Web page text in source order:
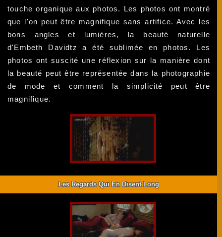
touche organique aux photos. Les photos ont montré
que l'on peut être magnifique sans artifice. Avec les
bons angles et lumières, la beauté naturelle
d'Embeth Davidtz a été sublimée en photos. Les
photos ont suscité une réflexion sur la manière dont
la beauté peut être représentée dans la photographie
de mode et comment la simplicité peut être
magnifique.
Les Regards Qui En Disent Long